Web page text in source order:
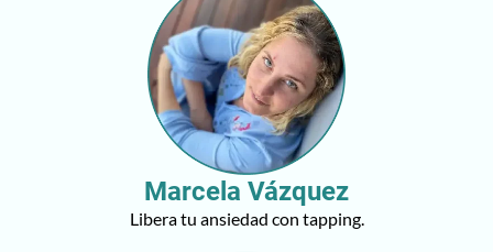
Marcela Vázquez
Libera tu ansiedad con tapping.